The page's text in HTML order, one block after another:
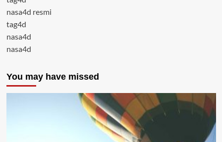
nasa4d resmi
tag4d
nasa4d
nasa4d
You may have missed